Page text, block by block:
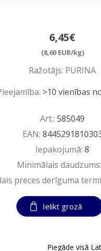
6,45€
(8,60 EUR/kg)
Ražotājs: PURINA
>10 vienības
Art.: 585049
EAN:
Iepakojumā:8
Minimālais daudzums:
preces derīguma
Ielikt grozā
Piegāde visā